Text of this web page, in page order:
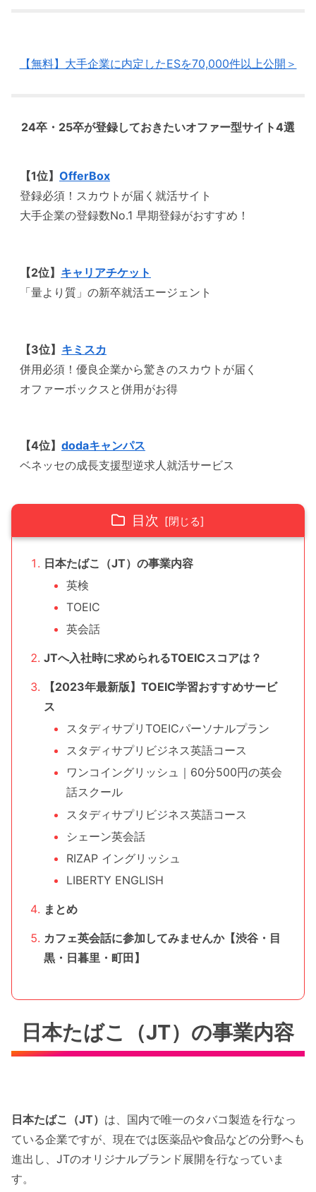
【無料】大手企業に内定したESを70,000件以上公開＞
24卒・25卒が登録しておきたいオファー型サイト4選
【1位】 OfferBox
登録必須！スカウトが届く就活サイト
大手企業の登録数No.1 早期登録がおすすめ！
【2位】 キャリアチケット
「量より質」の新卒就活エージェント
【3位】 キミスカ
併用必須！優良企業から驚きのスカウトが届く
オファーボックスと併用がお得
【4位】 dodaキャンパス
ベネッセの成長支援型逆求人就活サービス
目次
日本たばこ（JT）の事業内容
英検
TOEIC
英会話
JTへ入社時に求められるTOEICスコアは？
【2023年最新版】TOEIC学習おすすめサービ
ス
スタディサプリTOEICパーソナルプラン
スタディサプリビジネス英語コース
ワンコイングリッシュ｜60分500円の英会
話スクール
スタディサプリビジネス英語コース
シェーン英会話
RIZAP イングリッシュ
LIBERTY ENGLISH
まとめ
カフェ英会話に参加してみませんか【渋谷・目
黒・日暮里・町田】
日本たばこ（JT）の事業内容
日本たばこ（JT） は、国内で唯一のタバコ製造を行なっ
ている企業ですが、現在では医薬品や食品などの分野へも
進出し、JTのオリジナルブランド展開を行なっていま
す。